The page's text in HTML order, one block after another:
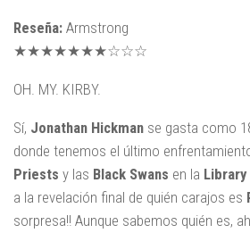
Reseña: Armstrong
★★★★★★★☆☆☆
OH. MY. KIRBY.
Sí, Jonathan Hickman se gasta como
donde tenemos el último
Priests y las Black Swans en la
a la revelación final de quién carajos es
sorpresa!! Aunque sabemos quién es,